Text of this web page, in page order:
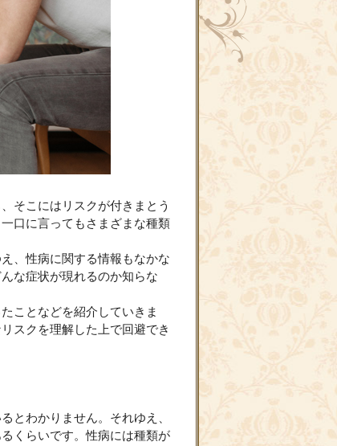
そこにはリスクが付きまとう
口に言ってもさまざまな種類
、性病に関する情報もなかな
な症状が現れるのか知らな
ことなどを紹介していきま
スクを理解した上で回避でき
とわかりません。それゆえ、
くらいです。性病には種類が